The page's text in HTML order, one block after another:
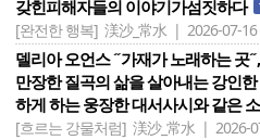
갖힌피해자들의 이야기가섬짓하다
[완전한 행복] 渼沙_常水 | 2026-07-16
델리아 오언스 ˝가재가 노래하는 곳
만장한 질곡의 삶을 살아내는 강인
하게 하는 웅장한 대서사시와 같은
[흐르는 강물처럼] 渼沙_常水 | 2026-